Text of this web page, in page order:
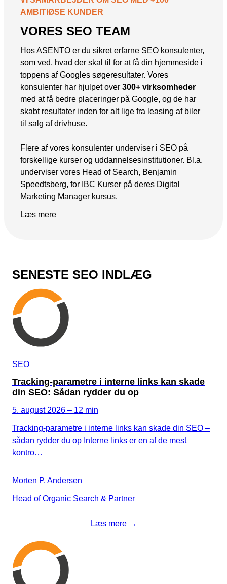
AMBITIØSE KUNDER
VORES SEO TEAM
Hos ASENTO er du sikret erfarne SEO konsulenter,
som ved, hvad der skal til for at få din hjemmeside i
toppens af Googles søgeresultater. Vores
konsulenter har hjulpet over 300+ virksomheder
med at få bedre placeringer på Google, og de har
skabt resultater inden for alt lige fra leasing af biler
til salg af drivhuse.
Flere af vores konsulenter underviser i SEO på
forskellige kurser og uddannelsesinstitutioner. Bl.a.
underviser vores Head of Search, Benjamin
Speedtsberg, for IBC Kurser på deres Digital
Marketing Manager kursus.
Læs mere
SENESTE SEO INDLÆG
SEO
Tracking-parametre i interne links kan skade
din SEO: Sådan rydder du op
5. august 2026 – 12 min
Tracking-parametre i interne links kan skade din SEO –
sådan rydder du op Interne links er en af de mest
kontro…
Morten P. Andersen
Head of Organic Search & Partner
Læs mere →